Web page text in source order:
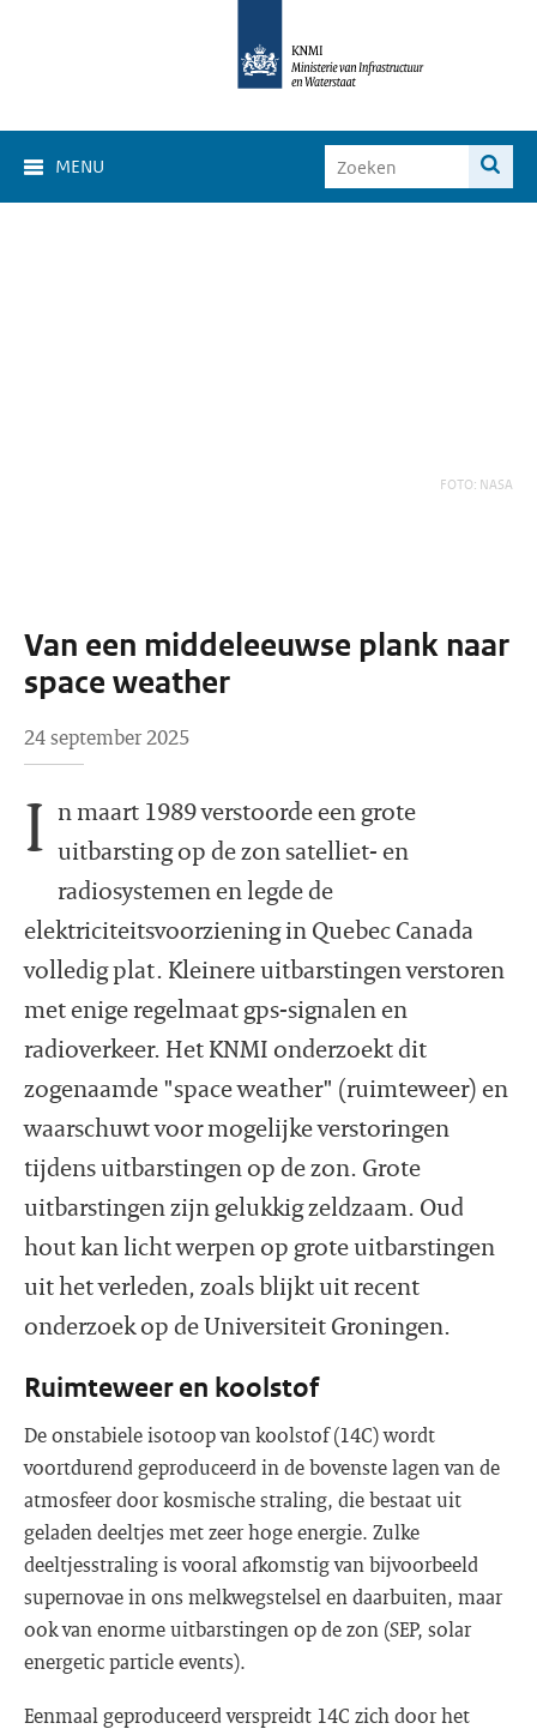
MENU
FOTO: NASA
Van een middeleeuwse plank naar
space weather
24 september 2025
I n maart 1989 verstoorde een grote
uitbarsting op de zon satelliet- en
radiosystemen en legde de
elektriciteitsvoorziening in Quebec Canada
volledig plat. Kleinere uitbarstingen verstoren
met enige regelmaat gps-signalen en
radioverkeer. Het KNMI onderzoekt dit
zogenaamde "space weather" (ruimteweer) en
waarschuwt voor mogelijke verstoringen
tijdens uitbarstingen op de zon. Grote
uitbarstingen zijn gelukkig zeldzaam. Oud
hout kan licht werpen op grote uitbarstingen
uit het verleden, zoals blijkt uit recent
onderzoek op de Universiteit Groningen.
Ruimteweer en koolstof
De onstabiele isotoop van koolstof (14C) wordt
voortdurend geproduceerd in de bovenste lagen van de
atmosfeer door kosmische straling, die bestaat uit
geladen deeltjes met zeer hoge energie. Zulke
deeltjesstraling is vooral afkomstig van bijvoorbeeld
supernovae in ons melkwegstelsel en daarbuiten, maar
ook van enorme uitbarstingen op de zon (SEP, solar
energetic particle events).
Eenmaal geproduceerd verspreidt 14C zich door het